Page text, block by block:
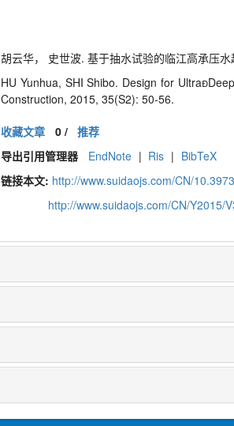
胡云华， 史世波. 基于抽水试验的临江高承压
HU Yunhua, SHI Shibo. Design for
Construction, 2015, 35(S2): 50-56.
收藏文章 0/ 推荐
导出引用管理器
EndNote | Ris | BibTeX
链接本文: http://www.suidaojs.com/CN/
http://www.suidaojs.com/CN/Y2015/